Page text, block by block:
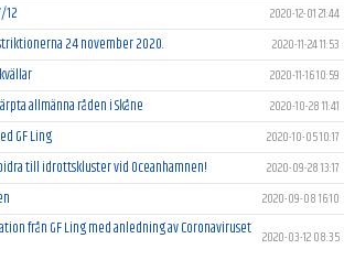
12 2020-12-01 21:44
24 november 2020. 2020-11-24 11:53
2020-11-16 10:59
allmänna råden i Skåne 2020-10-28 11:41
GF Ling 2020-10-05 10:17
till idrottskluster vid Oceanhamnen! 2020-09-28 13:17
2020-09-08 16:10
från GF Ling med anledning av Coronaviruset 2020-03-12 08:35